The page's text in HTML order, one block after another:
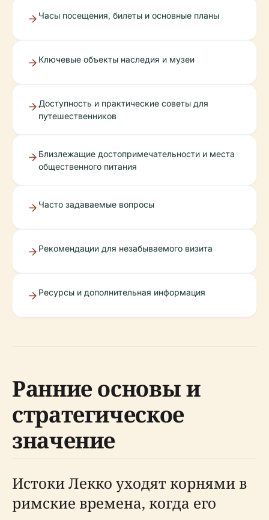
Часы посещения, билеты и основные планы
Ключевые объекты наследия и музеи
Доступность и практические советы для
путешественников
Близлежащие достопримечательности и места
общественного питания
Часто задаваемые вопросы
Рекомендации для незабываемого визита
Ресурсы и дополнительная информация
Ранние основы и
стратегическое
значение
Истоки Лекко уходят корнями в
римские времена, когда его